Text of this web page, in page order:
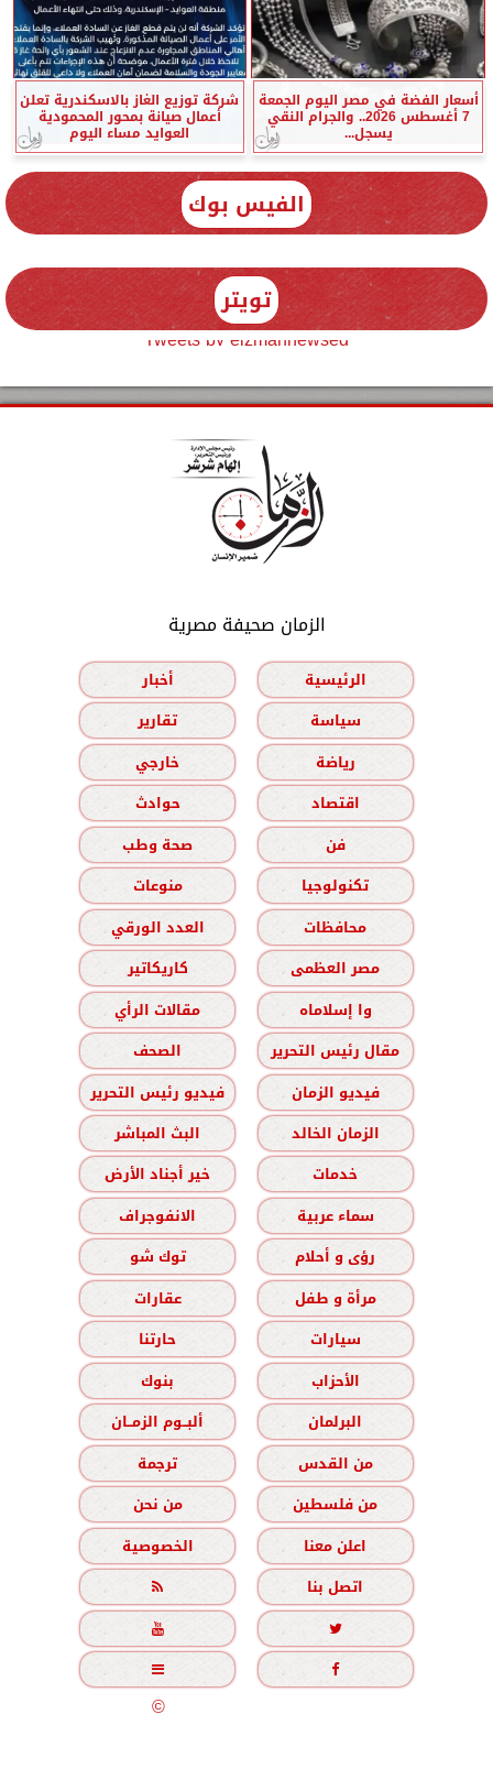
أسعار الفضة في مصر اليوم الجمعة
7 أغسطس 2026.. والجرام النقي
يسجل...
شركة توزيع الغاز بالاسكندرية تعلن
أعمال صيانة بمحور المحمودية
العوايد مساء اليوم
الفيس بوك
تويتر
Tweets by elzmannewseg
الزمان صحيفة مصرية
الرئيسية
أخبار
سياسة
تقارير
رياضة
خارجي
اقتصاد
حوادث
فن
صحة وطب
تكنولوجيا
منوعات
محافظات
العدد الورقي
مصر العظمى
كاريكاتير
وا إسلاماه
مقالات الرأي
مقال رئيس التحرير
الصحف
فيديو الزمان
فيديو رئيس التحرير
الزمان الخالد
البث المباشر
خدمات
خير أجناد الأرض
سماء عربية
الانفوجراف
رؤى و أحلام
توك شو
مرأة و طفل
عقارات
سيارات
حارتنا
الأحزاب
بنوك
البرلمان
ألبــوم الزمــان
من القدس
ترجمة
من فلسطين
من نحن
اعلن معنا
الخصوصية
اتصل بنا





جميع الحقوق محفوظة©